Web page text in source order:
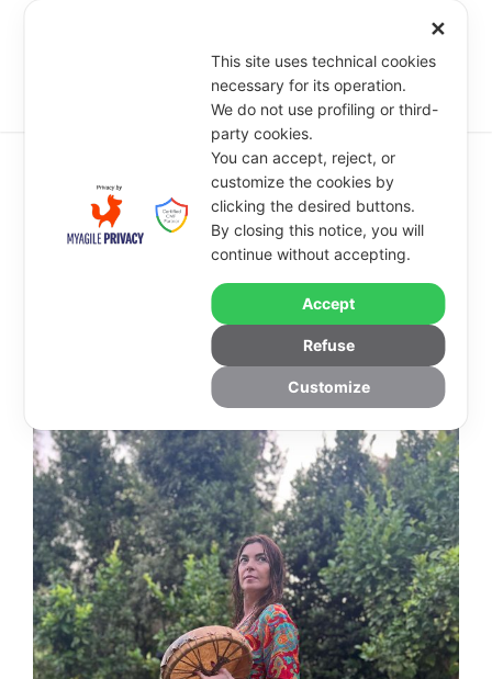
CERCHIO DI DONNE:
ABBRACCIANDO IL SACRO
FEMMINILE
Laboratorio promosso da Veronica Mammaro
✕
This site uses technical cookies
necessary for its operation.
We do not use profiling or third-
party cookies.
You can accept, reject, or
customize the cookies by
clicking the desired buttons.
By closing this notice, you will
continue without accepting.
Accept
Refuse
Customize